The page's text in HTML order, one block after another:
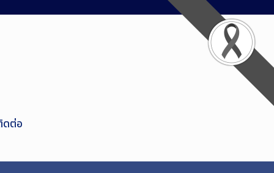
ต่อ